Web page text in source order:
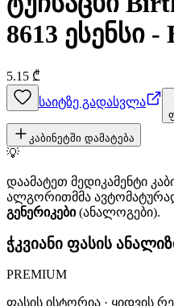
8613 ესენსი -
5.15 ₾
საიტზე გადასვლა
კაბინეტში დამატება
💡
დაამატეთ მედიკამენტი
ალგორითმმა
გენერიკები(ანალოგები).
ჭკვიანი ფასის
PREMIUM
ფასის ისტორია · ყიდვის